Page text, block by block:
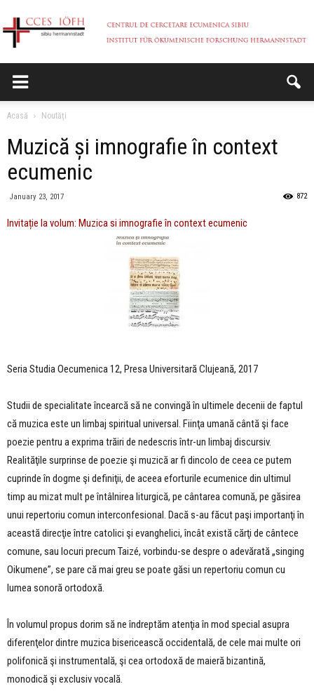
Acasă Noutăți
Muzică și imnografie în context
ecumenic
January 23, 2017 872
Invitație la volum: Muzica si imnografie în context ecumenic
Seria Studia Oecumenica 12, Presa Universitară Clujeană, 2017
Studii de specialitate încearcă să ne convingă în ultimele decenii de faptul
că muzica este un limbaj spiritual universal. Fiinţa umană cântă şi face
poezie pentru a exprima trăiri de nedescris într-un limbaj discursiv.
Realităţile surprinse de poezie şi muzică ar fi dincolo de ceea ce putem
cuprinde în dogme şi definiţii, de aceea eforturile ecumenice din ultimul
timp au mizat mult pe întâlnirea liturgică, pe cântarea comună, pe găsirea
unui repertoriu comun interconfesional. Dacă s-au făcut paşi importanţi în
această direcţie între catolici şi evanghelici, încât există cărţi de cântece
comune, sau locuri precum Taizé, vorbindu-se despre o adevărată „singing
Oikumene”, se pare că mai greu se poate găsi un repertoriu comun cu
lumea sonoră ortodoxă.
În volumul propus dorim să ne îndreptăm atenţia în mod special asupra
diferenţelor dintre muzica bisericească occidentală, de cele mai multe ori
polifonică şi instrumentală, şi cea ortodoxă de maieră bizantină,
monodică şi exclusiv vocală.